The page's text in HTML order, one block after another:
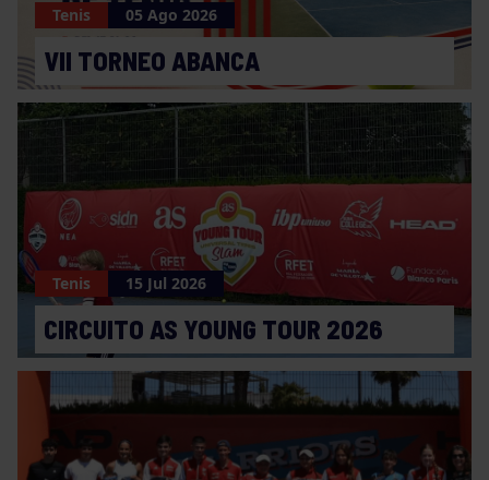
Tenis 05 Ago 2026
VII TORNEO ABANCA
Tenis 15 Jul 2026
CIRCUITO AS YOUNG TOUR 2026